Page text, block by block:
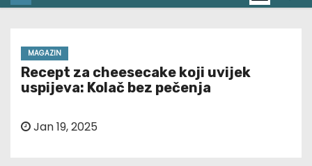
MAGAZIN
Recept za cheesecake koji uvijek
uspijeva: Kolač bez pečenja
Jan 19, 2025